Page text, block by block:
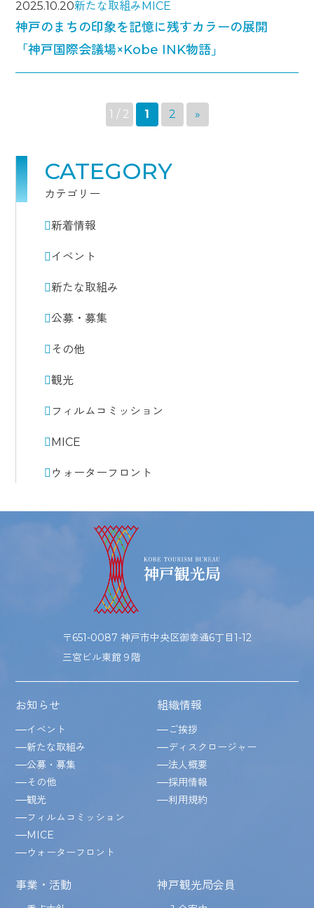
2025.10.20新たな取組みMICE
神戸のまちの印象を記憶に残すカラーの展開
「神戸国際会議場×Kobe INK物語」
1 / 2 1 2 »
CATEGORY
カテゴリー
新着情報
イベント
新たな取組み
公募・募集
その他
観光
フィルムコミッション
MICE
ウォーターフロント
〒651-0087 神戸市中央区御幸通6丁目1-12
三宮ビル東館９階
お知らせ
イベント
新たな取組み
公募・募集
その他
観光
フィルムコミッション
MICE
ウォーターフロント
組織情報
ご挨拶
ディスクロージャー
法人概要
採用情報
利用規約
事業・活動 神戸観光局会員